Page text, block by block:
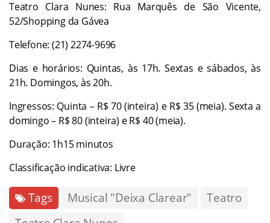
Teatro Clara Nunes: Rua Marquês de São Vicente,
52/Shopping da Gávea
Telefone: (21) 2274-9696
Dias e horários: Quintas, às 17h. Sextas e sábados, às
21h. Domingos, às 20h.
Ingressos: Quinta – R$ 70 (inteira) e R$ 35 (meia). Sexta a
domingo – R$ 80 (inteira) e R$ 40 (meia).
Duração: 1h15 minutos
Classificação indicativa: Livre
Tags Musical "Deixa Clarear"
Teatro